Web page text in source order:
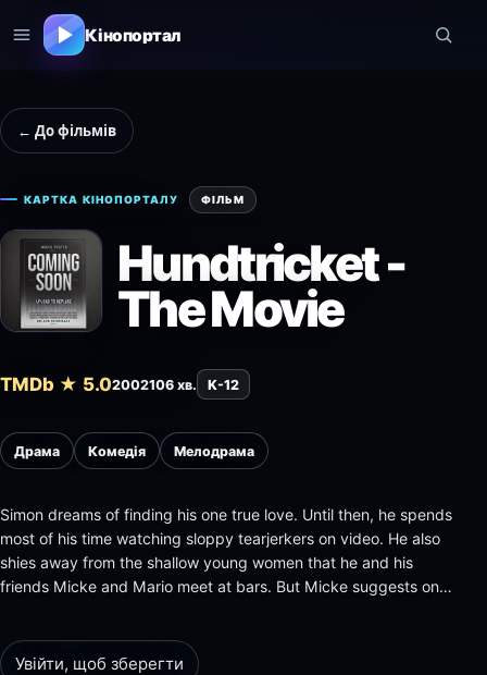
Кінопортал
← До фільмів
КАРТКА КІНОПОРТАЛУ ФІЛЬМ
Hundtricket -
The Movie
TMDb ★ 5.02002106 хв. K-12
Драма Комедія Мелодрама
Simon dreams of finding his one true love. Until then, he spends
most of his time watching sloppy tearjerkers on video. He also
shies away from the shallow young women that he and his
friends Micke and Mario meet at bars. But Micke suggests one
Увійти, щоб зберегти